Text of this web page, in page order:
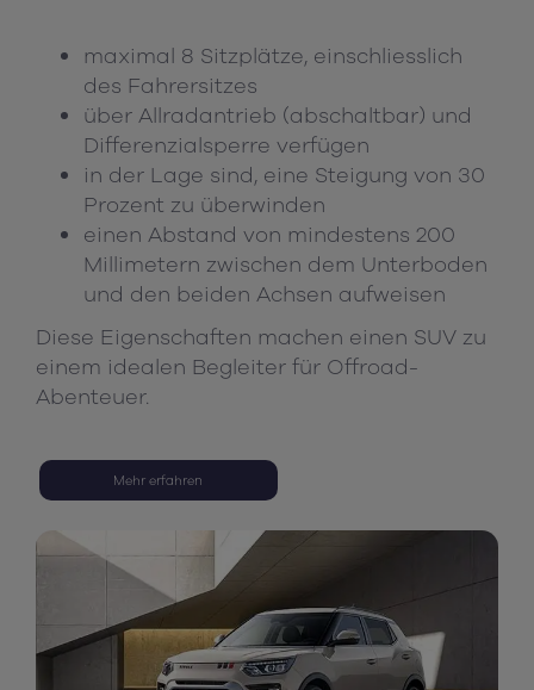
maximal 8 Sitzplätze, einschliesslich
des Fahrersitzes
über Allradantrieb (abschaltbar) und
Differenzialsperre verfügen
in der Lage sind, eine Steigung von 30
Prozent zu überwinden
einen Abstand von mindestens 200
Millimetern zwischen dem Unterboden
und den beiden Achsen aufweisen
Diese Eigenschaften machen einen SUV zu
einem idealen Begleiter für Offroad-
Abenteuer.
Mehr erfahren